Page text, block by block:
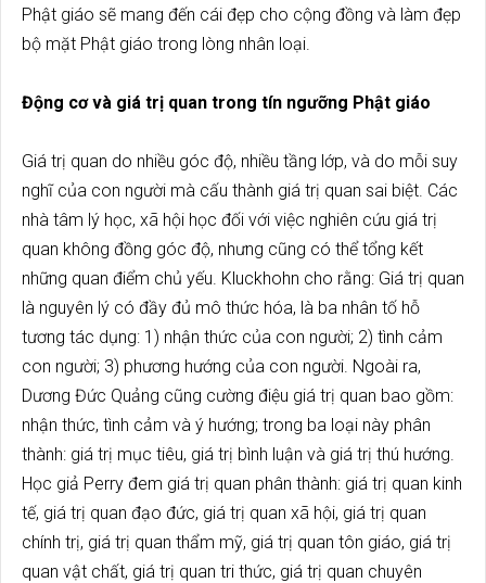
Phật giáo sẽ mang đến cái đẹp cho cộng đồng và làm đẹp
bộ mặt Phật giáo trong lòng nhân loại.
Động cơ và giá trị quan trong tín ngưỡng Phật giáo
Giá trị quan do nhiều góc độ, nhiều tầng lớp, và do mỗi suy
nghĩ của con người mà cấu thành giá trị quan sai biệt. Các
nhà tâm lý học, xã hội học đối với việc nghiên cứu giá trị
quan không đồng góc độ, nhưng cũng có thể tổng kết
những quan điểm chủ yếu. Kluckhohn cho rằng: Giá trị quan
là nguyên lý có đầy đủ mô thức hóa, là ba nhân tố hỗ
tương tác dụng: 1) nhận thức của con người; 2) tình cảm
con người; 3) phương hướng của con người. Ngoài ra,
Dương Đức Quảng cũng cường điệu giá trị quan bao gồm:
nhận thức, tình cảm và ý hướng; trong ba loại này phân
thành: giá trị mục tiêu, giá trị bình luận và giá trị thú hướng.
Học giả Perry đem giá trị quan phân thành: giá trị quan kinh
tế, giá trị quan đạo đức, giá trị quan xã hội, giá trị quan
chính trị, giá trị quan thẩm mỹ, giá trị quan tôn giáo, giá trị
quan vật chất, giá trị quan tri thức, giá trị quan chuyên